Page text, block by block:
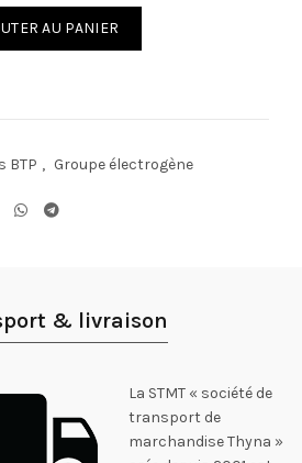
AU PANIER
BTP , Groupe électrogène
& livraison
La STMT « société de
transport de
marchandise Thyna »